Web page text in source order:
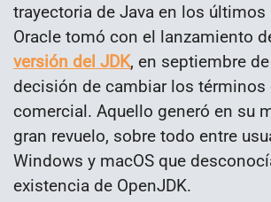
trayectoria de Java en los últimos
Oracle tomó con el lanzamiento
versión del JDK, en septiembre
decisión de cambiar los términos
comercial. Aquello generó en su
gran revuelo, sobre todo entre
Windows y macOS que
existencia de OpenJDK.